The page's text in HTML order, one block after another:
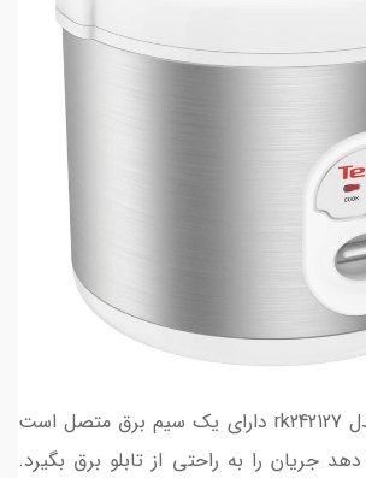
پلوپز بخارپز تفال مدل rk242127 دارای یک سیم برق متصل است
جریان را به راحتی از تابلو برق بگیرد.